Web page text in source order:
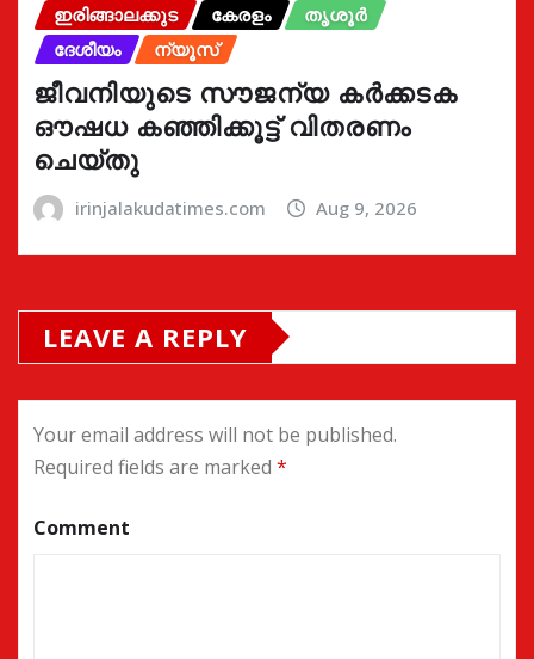
ഇരിങ്ങാലക്കുട കേരളം
തൃശൂർ
ദേശീയം
ന്യൂസ്
ജീവനിയുടെ സൗജന്യ കർക്കടക
ഔഷധ കഞ്ഞിക്കൂട്ട് വിതരണം
ചെയ്തു
irinjalakudatimes.com Aug 9, 2026
LEAVE A REPLY
Your email address will not be published.
Required fields are marked *
Comment